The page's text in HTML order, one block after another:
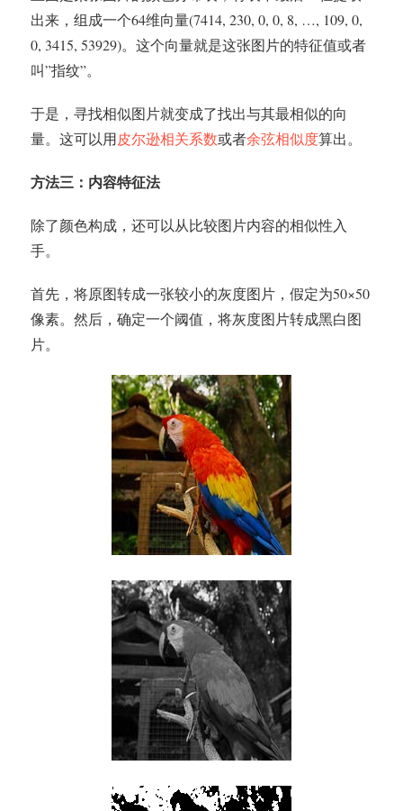
出来，组成一个64维向量(7414, 230, 0, 0, 8, …, 109, 0,
0, 3415, 53929)。这个向量就是这张图片的特征值或者
叫”指纹”。
于是，寻找相似图片就变成了找出与其最相似的向
量。这可以用皮尔逊相关系数或者余弦相似度算出。
方法三：内容特征法
除了颜色构成，还可以从比较图片内容的相似性入
手。
首先，将原图转成一张较小的灰度图片，假定为50×50
像素。然后，确定一个阈值，将灰度图片转成黑白图
片。